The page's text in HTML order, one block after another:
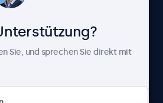
Sie, und sprechen Sie direkt mit